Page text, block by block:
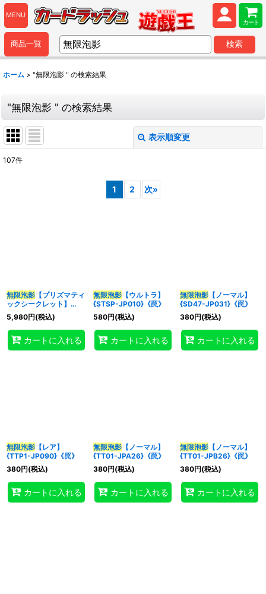
MENU
カート
商品一覧 検索
ホーム > "無限泡影 " の検索結果
"無限泡影 " の検索結果
表示順変更
特集:
絞り込む
107件
1 2 次»
無限泡影 【プリズマティ
ックシークレット】
{STSP-JP010}《罠》
5,980円(税込)
カートに入れる
無限泡影【ウルトラ】
{STSP-JP010}《罠》
580円(税込)
カートに入れる
無限泡影【ノーマル】
{SD47-JP031}《罠》
380円(税込)
カートに入れる
無限泡影 【レア】
{TTP1-JP090}《罠》
380円(税込)
カートに入れる
無限泡影【ノーマル】
{TT01-JPA26}《罠》
380円(税込)
カートに入れる
無限泡影【ノーマル】
{TT01-JPB26}《罠》
380円(税込)
カートに入れる